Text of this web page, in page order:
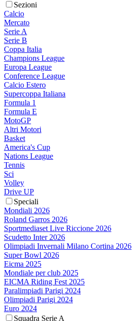
Sezioni
Calcio
Mercato
Serie A
Serie B
Coppa Italia
Champions League
Europa League
Conference League
Calcio Estero
Supercoppa Italiana
Formula 1
Formula E
MotoGP
Altri Motori
Basket
America's Cup
Nations League
Tennis
Sci
Volley
Drive UP
Speciali
Mondiali 2026
Roland Garros 2026
Sportmediaset Live Riccione 2026
Scudetto Inter 2026
Olimpiadi Invernali Milano Cortina 2026
Super Bowl 2026
Eicma 2025
Mondiale per club 2025
EICMA Riding Fest 2025
Paralimpiadi Parigi 2024
Olimpiadi Parigi 2024
Euro 2024
Squadra Serie A